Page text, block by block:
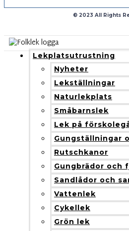
© 2023 All Rights
Lekplatsutrustning
Nyheter
Lekställningar
Naturlekplats
Småbarnslek
Lek på
Gungställningar
Rutschkanor
Gungbrädor och
Sandlådor och
Vattenlek
Cykellek
Grön lek